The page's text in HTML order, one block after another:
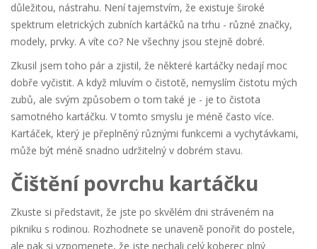
důležitou, nástrahu. Není tajemstvím, že existuje široké
spektrum eletrických zubních kartáčků na trhu - různé značky,
modely, prvky. A víte co? Ne všechny jsou stejně dobré.
Zkusil jsem toho pár a zjistil, že některé kartáčky nedají moc
dobře vyčistit. A když mluvím o čistotě, nemyslím čistotu mých
zubů, ale svým způsobem o tom také je - je to čistota
samotného kartáčku. V tomto smyslu je méně často více.
Kartáček, který je přeplněný různými funkcemi a vychytávkami,
může být méně snadno udržitelný v dobrém stavu.
Čištění povrchu kartáčku
Zkuste si představit, že jste po skvělém dni stráveném na
pikniku s rodinou. Rozhodnete se unaveně ponořit do postele,
ale pak si vzpomenete, že jste nechali celý koberec plný